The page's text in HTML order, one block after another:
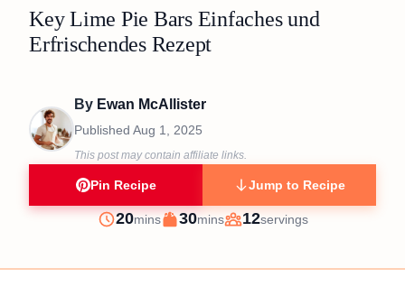
Key Lime Pie Bars Einfaches und
Erfrischendes Rezept
By Ewan McAllister
Published Aug 1, 2025
This post may contain affiliate links.
Pin Recipe Jump to Recipe
Prep
20minutes
mins
Cook
30minutes
mins
Servings
12servings